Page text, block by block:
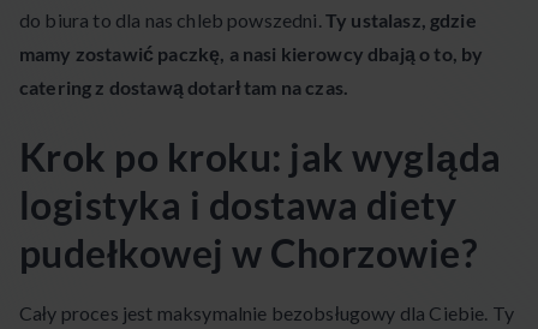
do biura to dla nas chleb powszedni. Ty ustalasz, gdzie
mamy zostawić paczkę, a nasi kierowcy dbają o to, by
catering z dostawą dotarł tam na czas.
Krok po kroku: jak wygląda
logistyka i dostawa diety
pudełkowej w Chorzowie?
Cały proces jest maksymalnie bezobsługowy dla Ciebie. Ty